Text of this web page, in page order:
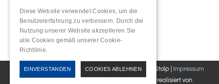
Copyright©2026 Praxis für Psychotherapie Sonja Stolp |
Impressum
|Datenschutz|Cookierichtlinie | konzipiert und realisiert von
Diese Website verwendet Cookies, um die
Benutzererfahrung zu verbessern. Durch die
Nutzung unserer Website akzeptieren Sie
alle Cookies gemäß unserer Cookie-
Richtlinie.
EINVERSTANDEN COOKIES ABLEHNEN